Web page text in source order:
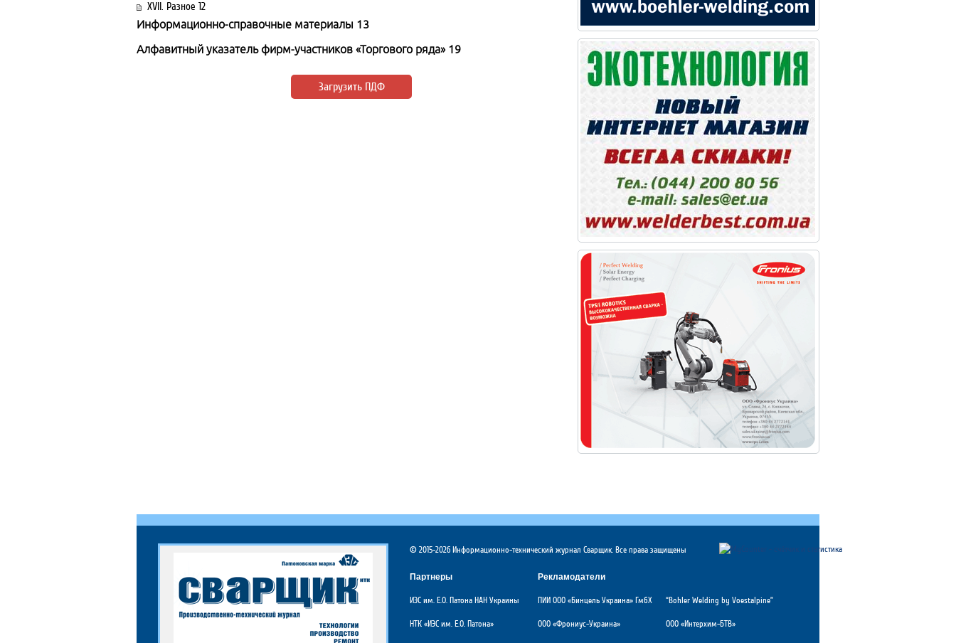
XVII. Разное 12
Информационно-справочные материалы 13
Алфавитный указатель фирм-участников «Торгового ряда» 19
Загрузить ПДФ
© 2015-2026 Информационно-технический журнал Сварщик. Все права защищены
Партнеры
ИЭС им. Е.О. Патона НАН Украины
НТК «ИЭС им. Е.О. Патона»
Рекламодатели
ПИИ ООО «Бинцель Украина» ГмбХ
ООО «Фрониус-Украина»
“Bohler Welding by Voestalpine”
ООО «Интерхим-БТВ»